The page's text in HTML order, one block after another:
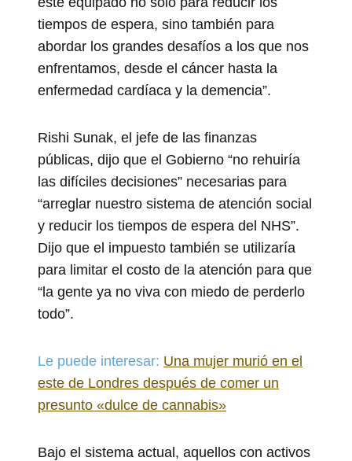
tiempos de espera, sino también para
abordar los grandes desafíos a los que nos
enfrentamos, desde el cáncer hasta la
enfermedad cardíaca y la demencia”.
Rishi Sunak, el jefe de las finanzas
públicas, dijo que el Gobierno “no rehuiría
las difíciles decisiones” necesarias para
“arreglar nuestro sistema de atención social
y reducir los tiempos de espera del NHS”.
Dijo que el impuesto también se utilizaría
para limitar el costo de la atención para que
“la gente ya no viva con miedo de perderlo
todo”.
Le puede interesar: Una mujer murió en el
este de Londres después de comer un
presunto «dulce de cannabis»
Bajo el sistema actual, aquellos con activos